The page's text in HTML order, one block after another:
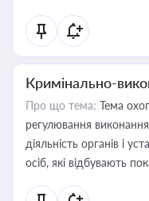
Кримінально-
Про що тема: Тема
регулювання
діяльність органів і
осіб, які відбувають